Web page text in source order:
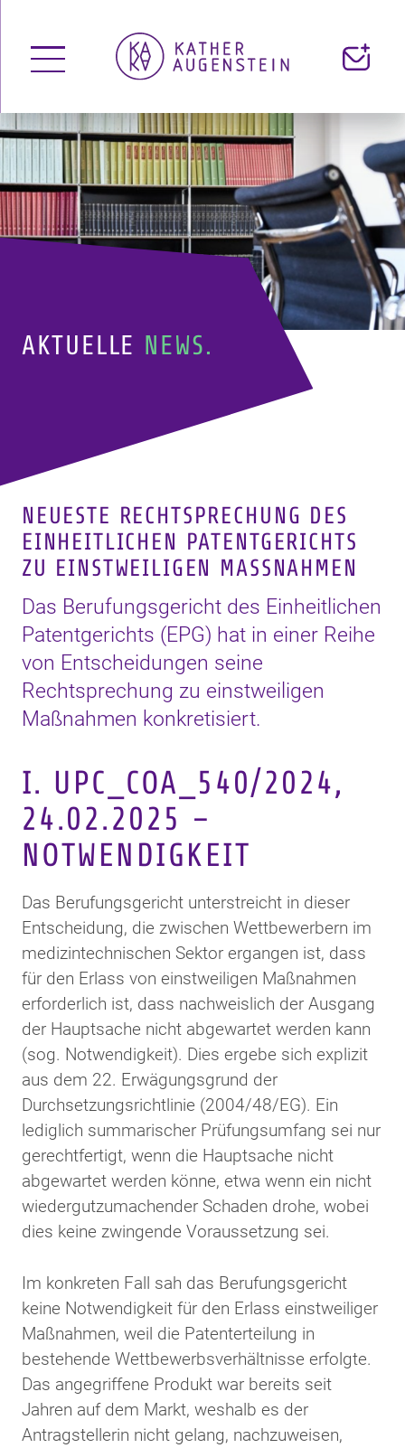
Menü
öffnen
Kontakt
AKTUELLE NEWS.
NEUESTE RECHTSPRECHUNG DES
EINHEITLICHEN PATENTGERICHTS
ZU EINSTWEILIGEN MASSNAHMEN
Das Berufungsgericht des Einheitlichen
Patentgerichts (EPG) hat in einer Reihe
von Entscheidungen seine
Rechtsprechung zu einstweiligen
Maßnahmen konkretisiert.
I. UPC_COA_540/2024,
24.02.2025 –
NOTWENDIGKEIT
Das Berufungsgericht unterstreicht in dieser
Entscheidung, die zwischen Wettbewerbern im
medizintechnischen Sektor ergangen ist, dass
für den Erlass von einstweiligen Maßnahmen
erforderlich ist, dass nachweislich der Ausgang
der Hauptsache nicht abgewartet werden kann
(sog. Notwendigkeit). Dies ergebe sich explizit
aus dem 22. Erwägungsgrund der
Durchsetzungsrichtlinie (2004/48/EG). Ein
lediglich summarischer Prüfungsumfang sei nur
gerechtfertigt, wenn die Hauptsache nicht
abgewartet werden könne, etwa wenn ein nicht
wiedergutzumachender Schaden drohe, wobei
dies keine zwingende Voraussetzung sei.
Im konkreten Fall sah das Berufungsgericht
keine Notwendigkeit für den Erlass einstweiliger
Maßnahmen, weil die Patenterteilung in
bestehende Wettbewerbsverhältnisse erfolgte.
Das angegriffene Produkt war bereits seit
Jahren auf dem Markt, weshalb es der
Antragstellerin nicht gelang, nachzuweisen,